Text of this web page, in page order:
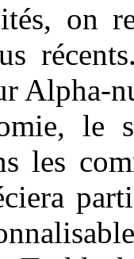
on
Alpha-
le
les